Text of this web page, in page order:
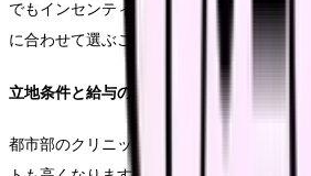
でもインセンティブ率が高い傾向にありま
に合わせて選ぶことが重要です。
立地条件と給与のバランス
都市部のクリニックは給与水準が高い傾向